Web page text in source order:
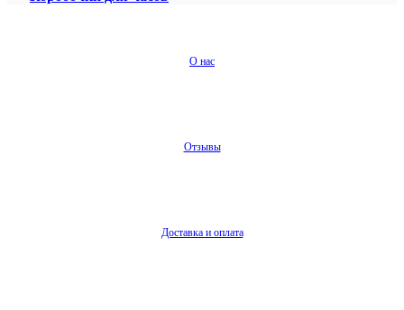
О нас
Отзывы
Доставка и оплата